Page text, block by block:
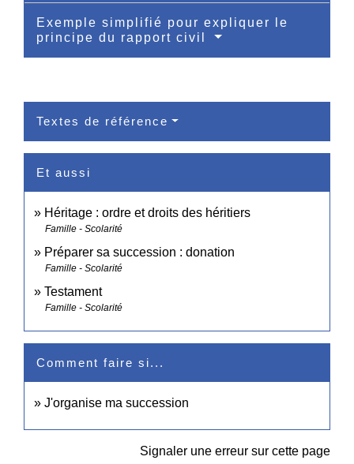
Exemple simplifié pour expliquer le
principe du rapport civil
Textes de référence
Et aussi
Héritage : ordre et droits des héritiers
Famille - Scolarité
Préparer sa succession : donation
Famille - Scolarité
Testament
Famille - Scolarité
Comment faire si...
J'organise ma succession
Signaler une erreur sur cette page